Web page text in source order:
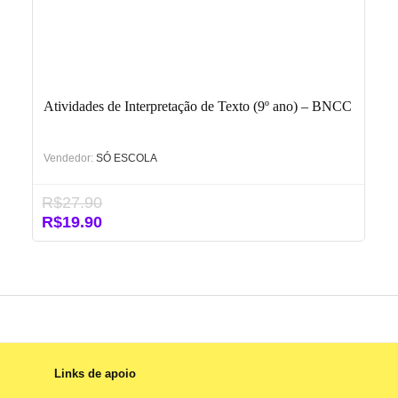
Atividades de Interpretação de Texto (9º ano) – BNCC
Vendedor: SÓ ESCOLA
R$27.90
O
preço
R$27.90.
R$19.90O
preço
R$19.90.
Links de apoio